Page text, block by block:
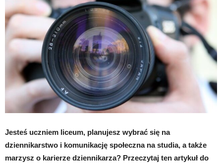
Jesteś uczniem liceum, planujesz wybrać się na
dziennikarstwo i komunikację społeczna na studia, a także
marzysz o karierze dziennikarza? Przeczytaj ten artykuł do